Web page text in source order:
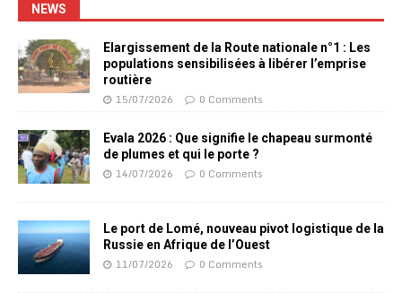
NEWS
Elargissement de la Route nationale n°1 : Les
populations sensibilisées à libérer l’emprise
routière
15/07/2026 0 Comments
Evala 2026 : Que signifie le chapeau surmonté
de plumes et qui le porte ?
14/07/2026 0 Comments
Le port de Lomé, nouveau pivot logistique de la
Russie en Afrique de l’Ouest
11/07/2026 0 Comments